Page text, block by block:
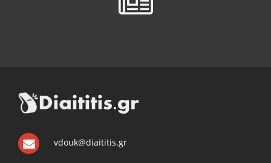
vdouk@diaititis.gr